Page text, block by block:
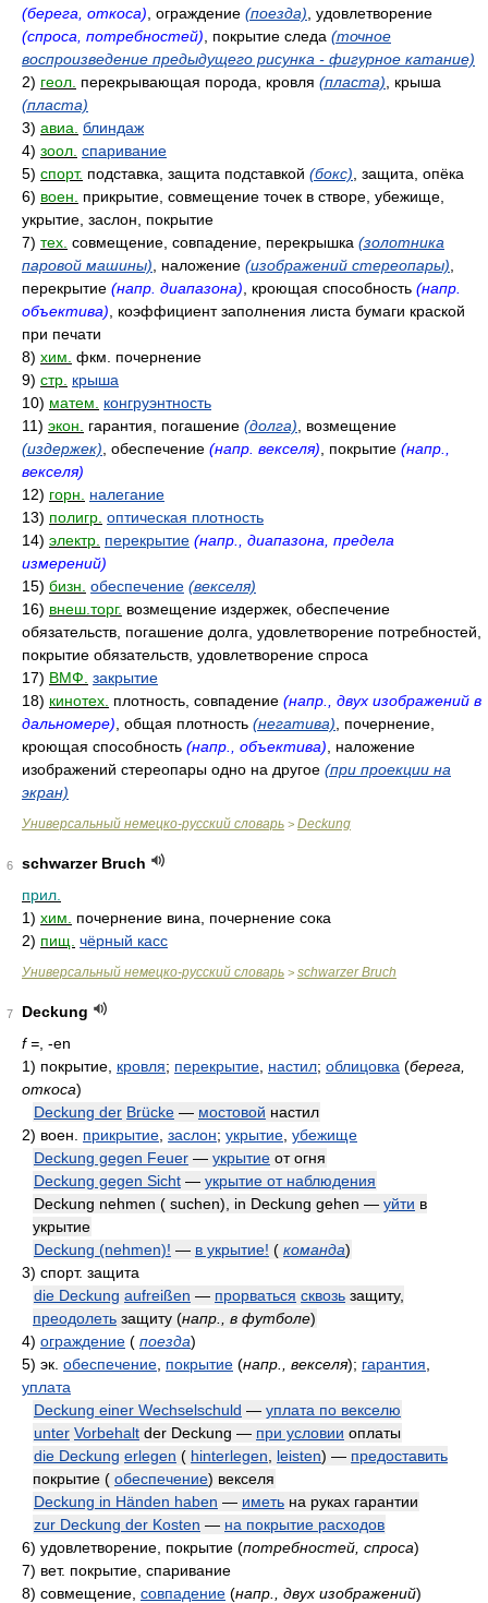
(берега, откоса) , ограждение (поезда) , удовлетворение
(спроса, потребностей) , покрытие следа (точное
воспроизведение предыдущего рисунка - фигурное катание)
2) геол. перекрывающая порода, кровля (пласта) , крыша
(пласта)
3) авиа. блиндаж
4) зоол. спаривание
5) спорт. подставка, защита подставкой (бокс) , защита, опёка
6) воен.
прикрытие, совмещение точек в створе, убежище,
укрытие, заслон, покрытие
7) тех. совмещение, совпадение, перекрышка (золотника
паровой машины) , наложение (изображений стереопары)
перекрытие (напр. диапазона) , кроющая способность (напр.
объектива) , коэффициент заполнения листа бумаги краской
при печати
8) хим. фкм. почернение
9) стр. крыша
10) матем.
конгруэнтность
11) экон. гарантия, погашение (долга) , возмещение
(издержек) , обеспечение (напр. векселя) , покрытие (напр.,
векселя)
12) горн.
налегание
13) полигр. оптическая плотность
14) электр. перекрытие (напр., диапазона, предела
измерений)
15) бизн. обеспечение (векселя)
16) внеш.торг. возмещение издержек, обеспечение
обязательств, погашение долга, удовлетворение потребностей,
покрытие обязательств, удовлетворение спроса
17) ВМФ. закрытие
18) кинотех. плотность, совпадение (напр., двух изображений в
дальномере) , общая плотность (негатива) , почернение,
кроющая способность (напр., объектива) , наложение
изображений стереопары одно на другое (при проекции на
экран)
Универсальный немецко-русский словарь > Deckung
6
schwarzer Bruch
прил.
1) хим.
почернение вина, почернение сока
2) пищ. чёрный касс
Универсальный немецко-русский словарь > schwarzer Bruch
7
Deckung
f = , -en
1) покрытие, кровля; перекрытие настил; облицовка (берега,
откоса)
Deckung der Brücke — мостовой настил
2) воен. прикрытие заслон; укрытие убежище
Deckung gegen Feuer — укрытие от огня
Deckung gegen Sicht — укрытие от наблюдения
Deckung nehmen ( suchen), in Deckung gehen — уйти в
укрытие
Deckung (nehmen)! — в укрытие! ( команда)
3) спорт. защита
die Deckung aufreißen — прорваться сквозь защиту,
преодолеть защиту (напр., в футболе)
4) ограждение ( поезда)
5) эк. обеспечение покрытие (напр., векселя); гарантия
уплата
Deckung einer Wechselschuld — уплата по векселю
unter Vorbehalt der Deckung — при условии оплаты
die Deckung erlegen ( hinterlegen leisten) — предоставить
покрытие ( обеспечение) векселя
Deckung in Händen haben — иметь на руках гарантии
zur Deckung der Kosten — на покрытие расходов
6) удовлетворение, покрытие (потребностей, спроса)
7) вет. покрытие, спаривание
8) совмещение, совпадение (напр., двух изображений)